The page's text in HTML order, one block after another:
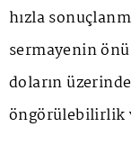
hızla
sermayenin
doların
öngörülebilirlik